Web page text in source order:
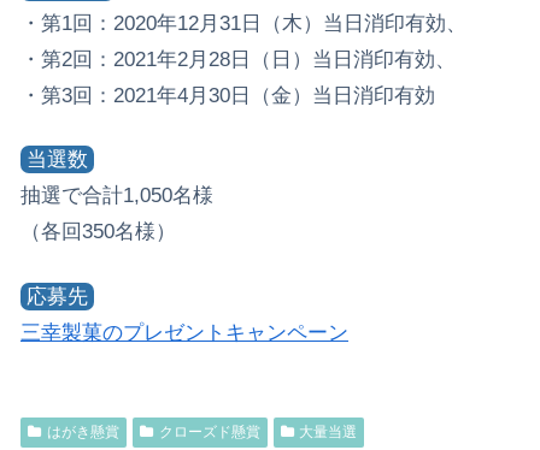
・第1回：2020年12月31日（木）当日消印有効、
・第2回：2021年2月28日（日）当日消印有効、
・第3回：2021年4月30日（金）当日消印有効
当選数
抽選で合計1,050名様
（各回350名様）
応募先
三幸製菓のプレゼントキャンペーン
はがき懸賞 クローズド懸賞 大量当選